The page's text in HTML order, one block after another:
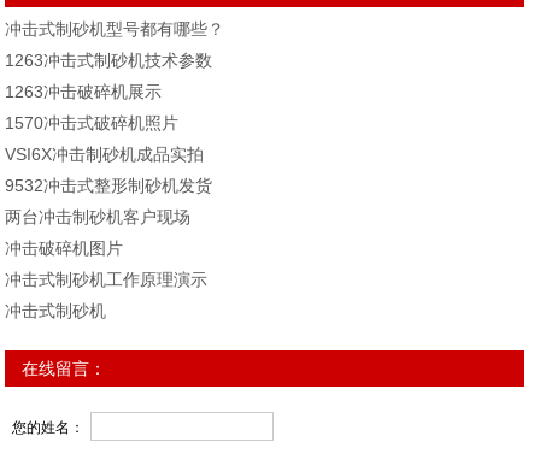
冲击式制砂机型号都有哪些？
1263冲击式制砂机技术参数
1263冲击破碎机展示
1570冲击式破碎机照片
VSI6X冲击制砂机成品实拍
9532冲击式整形制砂机发货
两台冲击制砂机客户现场
冲击破碎机图片
冲击式制砂机工作原理演示
冲击式制砂机
在线留言：
您的姓名：